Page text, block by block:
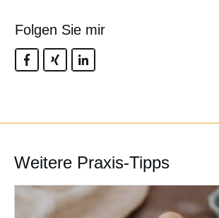
Folgen Sie mir
Weitere Praxis-Tipps